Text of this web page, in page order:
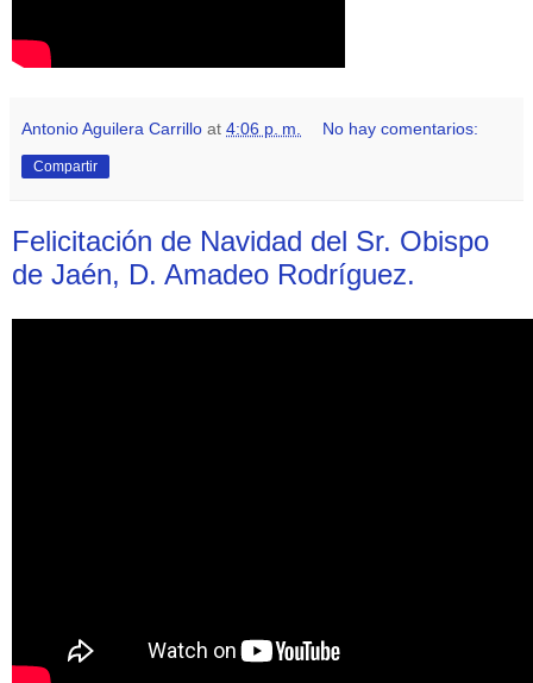
Antonio Aguilera Carrillo at 4:06 p. m. No hay comentarios:
Compartir
Felicitación de Navidad del Sr. Obispo
de Jaén, D. Amadeo Rodríguez.